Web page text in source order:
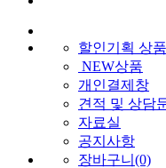
할인기획 상품
NEW상품
개인결제창
견적 및 상담
자료실
공지사항
장바구니(0)